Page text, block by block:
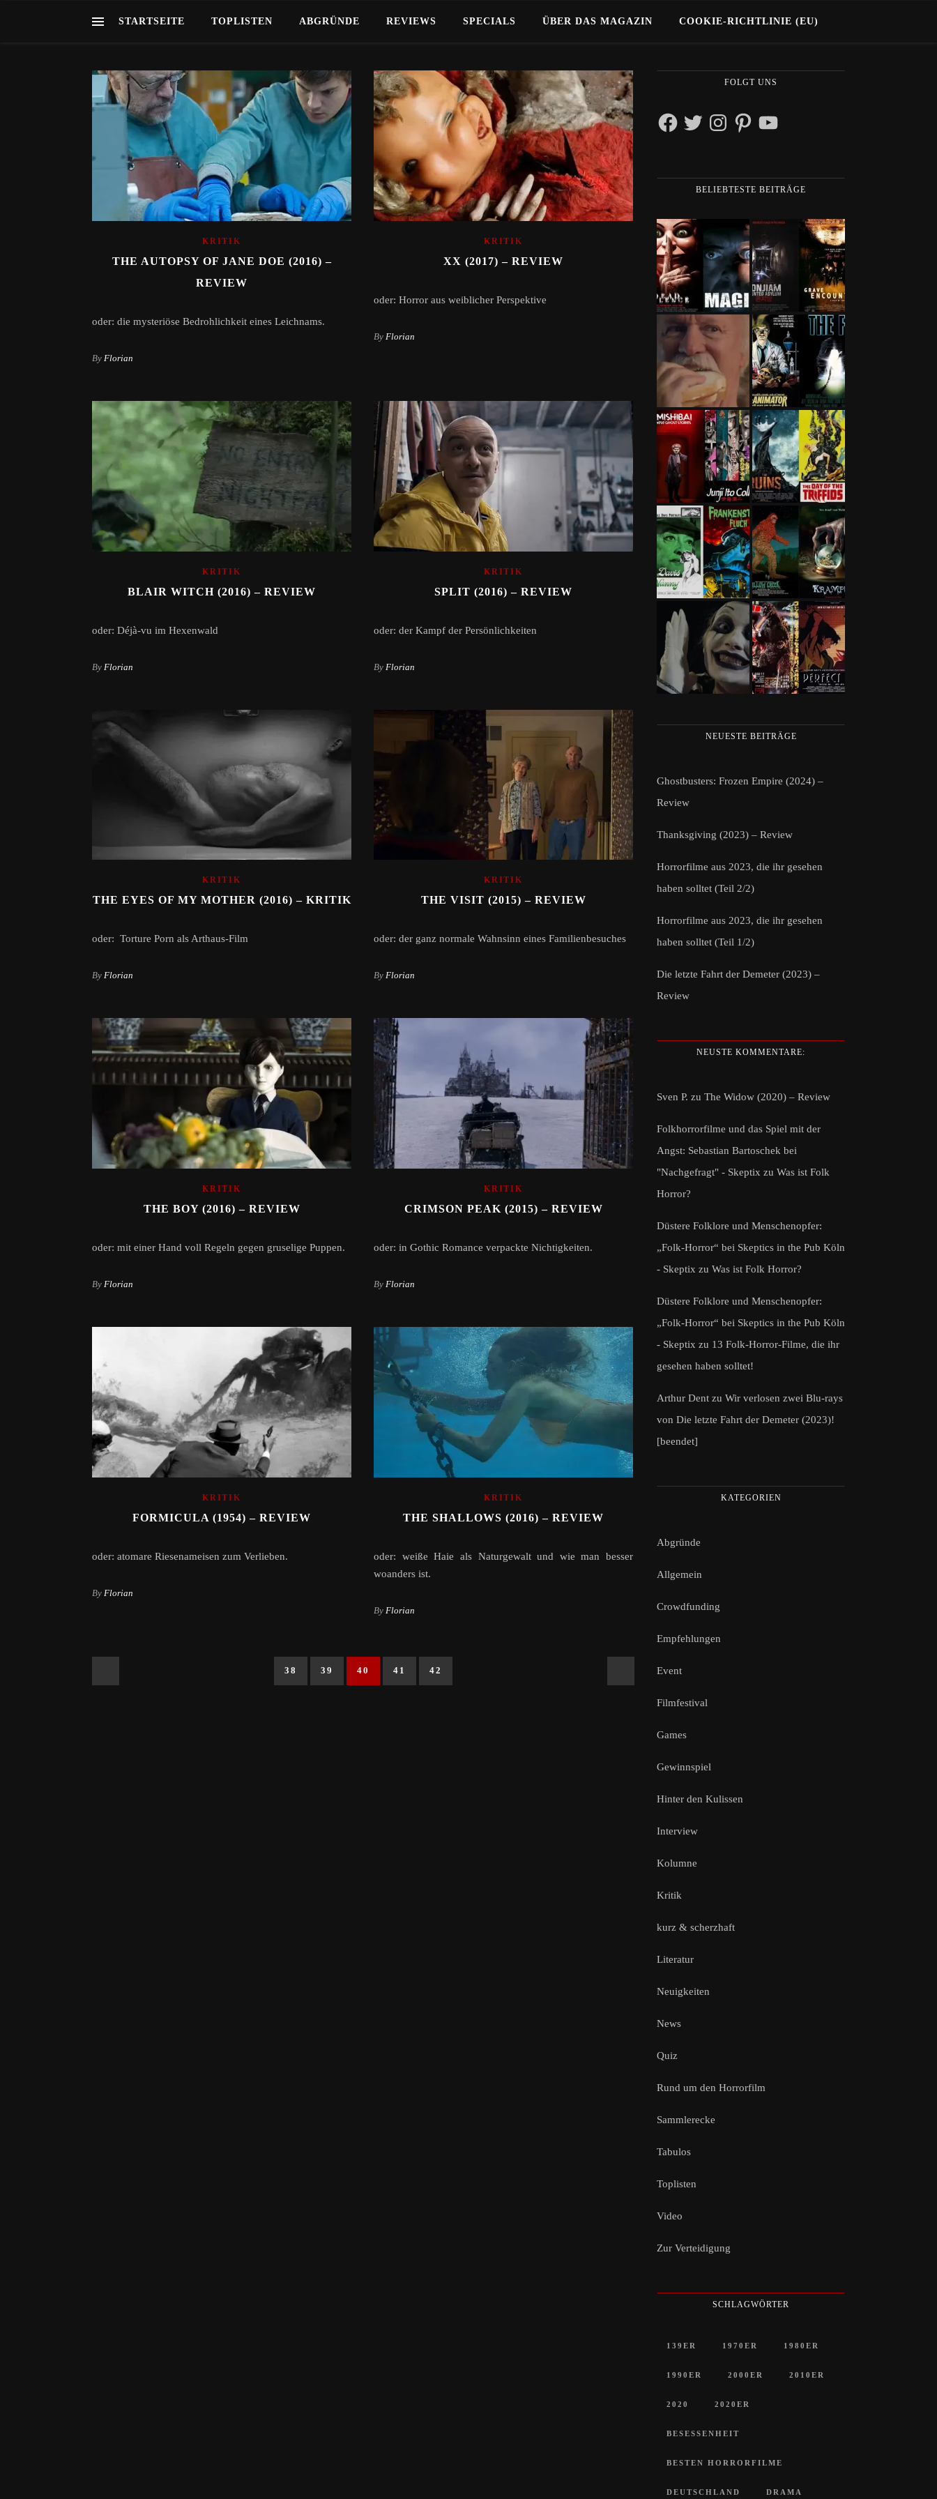
STARTSEITE TOPLISTEN ABGRÜNDE REVIEWS SPECIALS ÜBER DAS MAGAZIN COOKIE-RICHTLINIE (EU)
KRITIK
THE AUTOPSY OF JANE DOE (2016) –
REVIEW
oder: die mysteriöse Bedrohlichkeit eines Leichnams.
By Florian
KRITIK
XX (2017) – REVIEW
oder: Horror aus weiblicher Perspektive
By Florian
KRITIK
BLAIR WITCH (2016) – REVIEW
oder: Déjà-vu im Hexenwald
By Florian
KRITIK
SPLIT (2016) – REVIEW
oder: der Kampf der Persönlichkeiten
By Florian
KRITIK
THE EYES OF MY MOTHER (2016) – KRITIK
oder: Torture Porn als Arthaus-Film
By Florian
KRITIK
THE VISIT (2015) – REVIEW
oder: der ganz normale Wahnsinn eines Familienbesuches
By Florian
KRITIK
THE BOY (2016) – REVIEW
oder: mit einer Hand voll Regeln gegen gruselige Puppen.
By Florian
KRITIK
CRIMSON PEAK (2015) – REVIEW
oder: in Gothic Romance verpackte Nichtigkeiten.
By Florian
KRITIK
FORMICULA (1954) – REVIEW
oder: atomare Riesenameisen zum Verlieben.
By Florian
KRITIK
THE SHALLOWS (2016) – REVIEW
oder: weiße Haie als Naturgewalt und wie man besser
woanders ist.
By Florian
38 39 40 41 42
FOLGT UNS
FacebookTwitterInstagramPinterestYouTube
BELIEBTESTE BEITRÄGE
NEUESTE BEITRÄGE
Ghostbusters: Frozen Empire (2024) –
Review
Thanksgiving (2023) – Review
Horrorfilme aus 2023, die ihr gesehen
haben solltet (Teil 2/2)
Horrorfilme aus 2023, die ihr gesehen
haben solltet (Teil 1/2)
Die letzte Fahrt der Demeter (2023) –
Review
NEUSTE KOMMENTARE:
Sven P. zu The Widow (2020) – Review
Folkhorrorfilme und das Spiel mit der
Angst: Sebastian Bartoschek bei
"Nachgefragt" - Skeptix zu Was ist Folk
Horror?
Düstere Folklore und Menschenopfer:
„Folk-Horror“ bei Skeptics in the Pub Köln
- Skeptix zu Was ist Folk Horror?
Düstere Folklore und Menschenopfer:
„Folk-Horror“ bei Skeptics in the Pub Köln
- Skeptix zu 13 Folk-Horror-Filme, die ihr
gesehen haben solltet!
Arthur Dent zu Wir verlosen zwei Blu-rays
von Die letzte Fahrt der Demeter (2023)!
[beendet]
KATEGORIEN
Abgründe
Allgemein
Crowdfunding
Empfehlungen
Event
Filmfestival
Games
Gewinnspiel
Hinter den Kulissen
Interview
Kolumne
Kritik
kurz & scherzhaft
Literatur
Neuigkeiten
News
Quiz
Rund um den Horrorfilm
Sammlerecke
Tabulos
Toplisten
Video
Zur Verteidigung
SCHLAGWÖRTER
139ER 1970ER 1980ER
1990ER 2000ER 2010ER
2020 2020ER
BESESSENHEIT
BESTEN HORRORFILME
DEUTSCHLAND DRAMA